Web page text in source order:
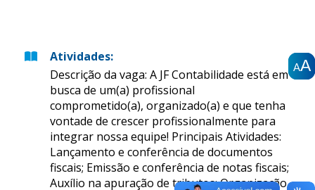
AA
AA
AA
Atividades:
Descrição da vaga: A JF Contabilidade está em
busca de um(a) profissional
comprometido(a), organizado(a) e que tenha
vontade de crescer profissionalmente para
integrar nossa equipe! Principais Atividades:
Lançamento e conferência de documentos
fiscais; Emissão e conferência de notas fiscais;
Auxílio na apuração de tributos; Organização